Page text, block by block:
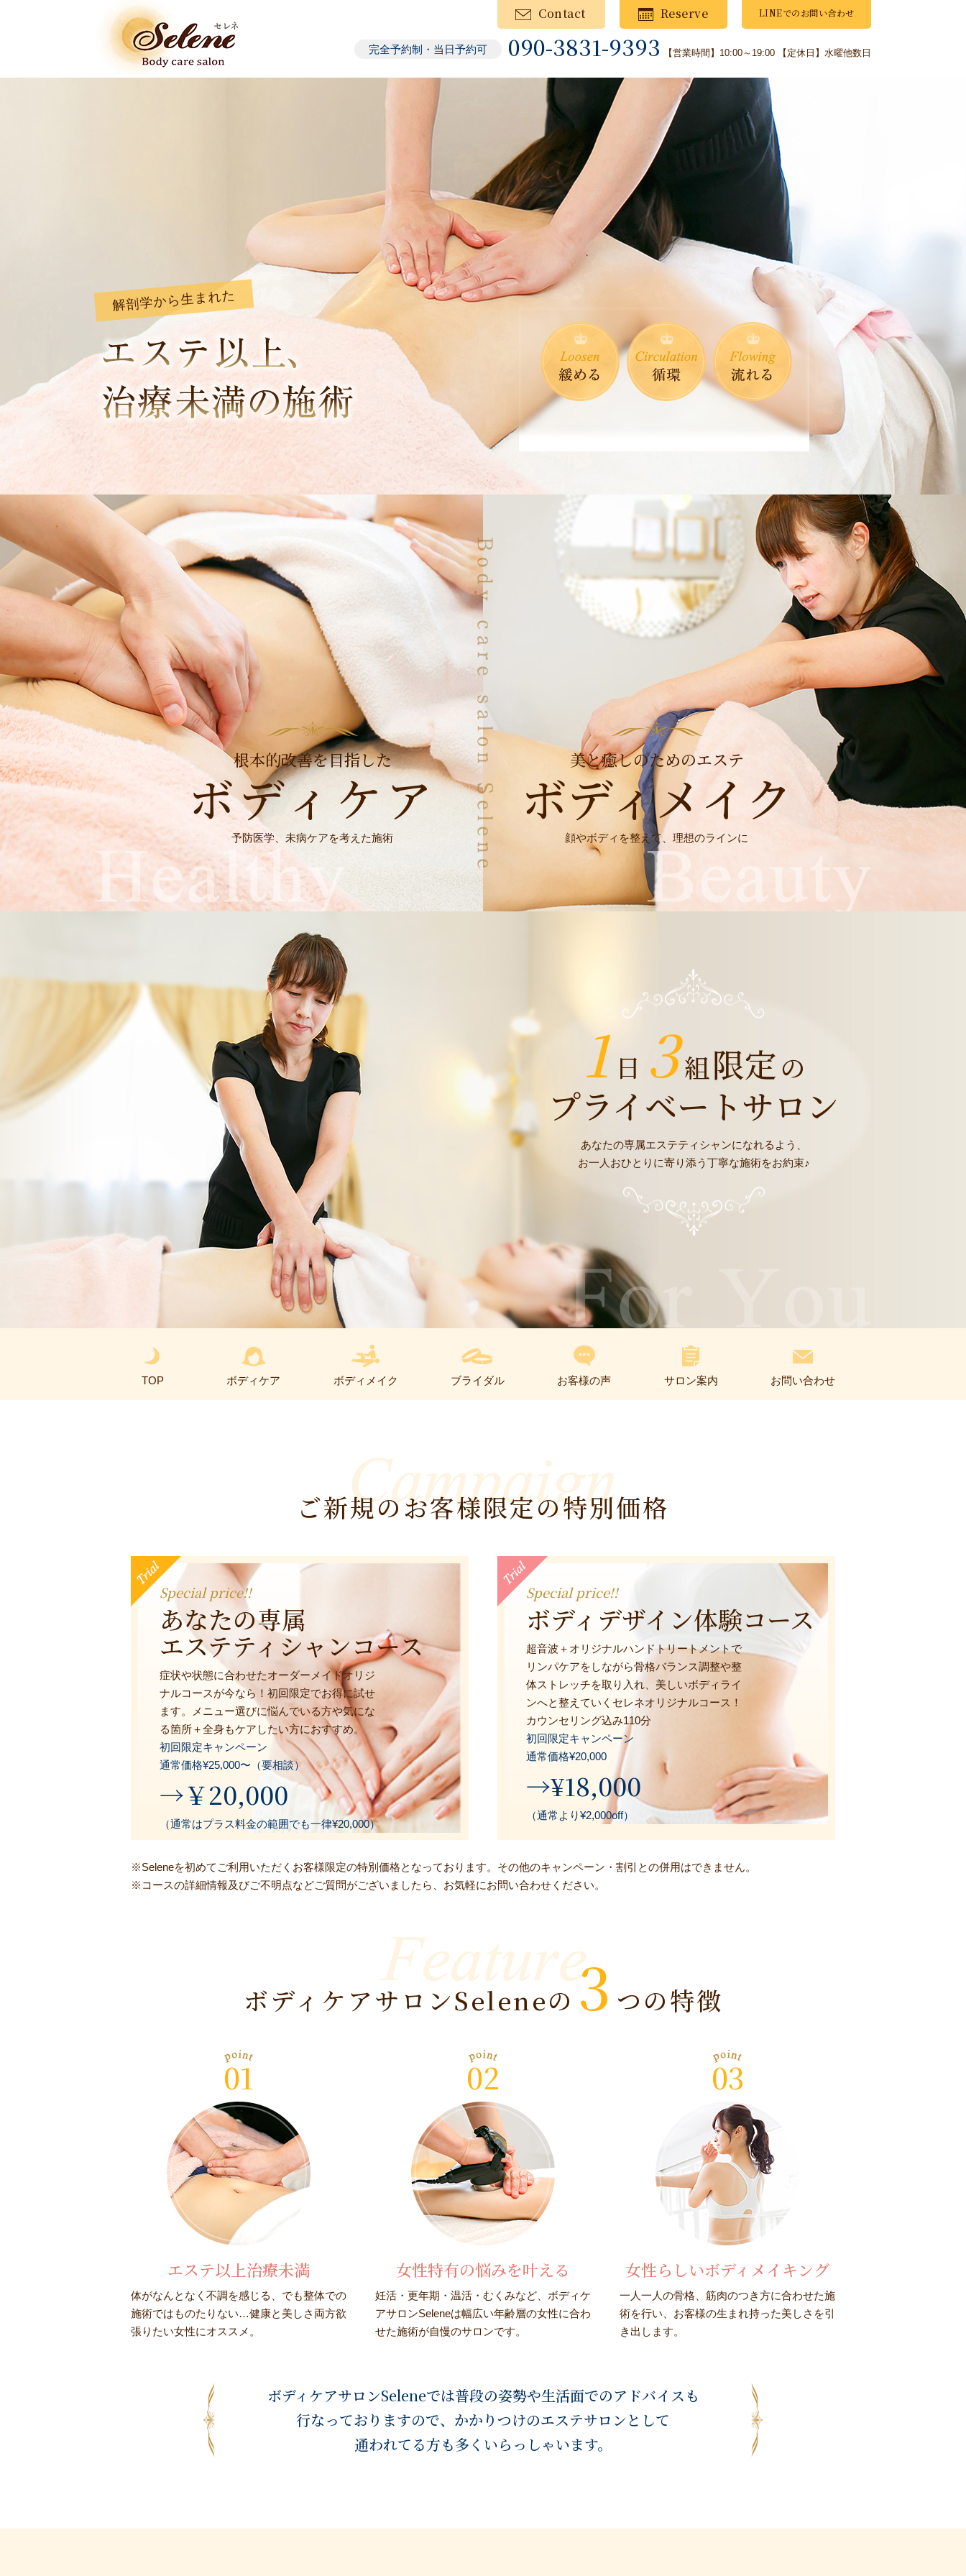
Contact Reserve LINEでのお問い合わせ
完全予約制・当日予約可 090-3831-9393 【営業時間】10:00～19:00 【定休日】水曜他数日
解剖学から生まれた
根本的改善を目指した
ボディケア
予防医学、未病ケアを考えた施術
美と癒しのためのエステ
ボディメイク
顔やボディを整えて、理想のラインに
1 日 3組限定の
プライベートサロン
あなたの専属エステティシャンになれるよう、
お一人おひとりに寄り添う丁寧な施術をお約束♪
TOP ボディケア ボディメイク ブライダル お客様の声 サロン案内 お問い合わせ
ご新規のお客様限定の特別価格
Special price!!
あなたの専属
エステティシャンコース
症状や状態に合わせたオーダーメイドオリジ
ナルコースが今なら！初回限定でお得に試せ
ます。メニュー選びに悩んでいる方や気にな
る箇所＋全身もケアしたい方におすすめ。
初回限定キャンペーン
通常価格¥25,000〜（要相談）
→￥20,000
（通常はプラス料金の範囲でも一律¥20,000）
Special price!!
ボディデザイン体験コース
超音波＋オリジナルハンドトリートメントで
リンパケアをしながら骨格バランス調整や整
体ストレッチを取り入れ、美しいボディライ
ンへと整えていくセレネオリジナルコース！
カウンセリング込み110分
初回限定キャンペーン
通常価格¥20,000
→¥18,000
（通常より¥2,000off）
※Seleneを初めてご利用いただくお客様限定の特別価格となっております。その他のキャンペーン・割引との併用はできません。
※コースの詳細情報及びご不明点などご質問がございましたら、お気軽にお問い合わせください。
ボディケアサロンSeleneの 3 つの特徴
01
エステ以上治療未満
体がなんとなく不調を感じる、でも整体での
施術ではものたりない…健康と美しさ両方欲
張りたい女性にオススメ。
02
女性特有の悩みを叶える
妊活・更年期・温活・むくみなど、ボディケ
アサロンSeleneは幅広い年齢層の女性に合わ
せた施術が自慢のサロンです。
03
女性らしいボディメイキング
一人一人の骨格、筋肉のつき方に合わせた施
術を行い、お客様の生まれ持った美しさを引
き出します。
ボディケアサロンSeleneでは普段の姿勢や生活面でのアドバイスも
行なっておりますので、かかりつけのエステサロンとして
通われてる方も多くいらっしゃいます。